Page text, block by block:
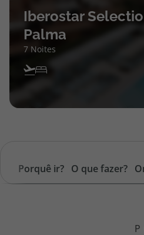
Iberostar
Palma
7 Noites
Porquê ir? O que fazer?